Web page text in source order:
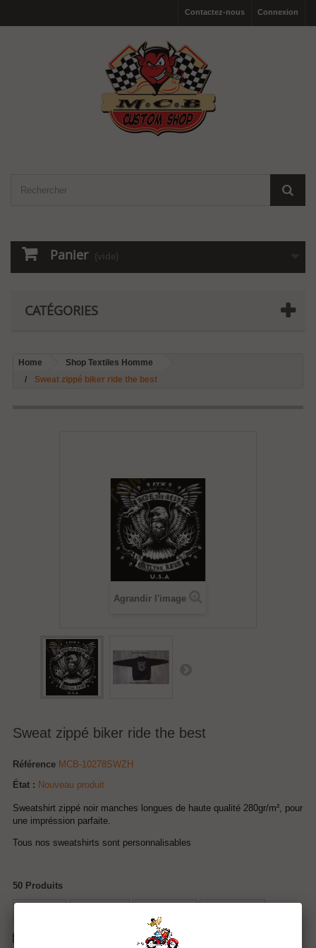
Connexion
Contactez-nous
Panier (vide)
CATÉGORIES
Home
Shop Textiles Homme
Sweat zippé biker ride the best
Agrandir l'image
Sweat zippé biker ride the best
Référence MCB-10278SWZH
État : Nouveau produit
Sweatshirt zippé noir manches longues de haute qualité 280gr/m², pour
une impréssion parfaite.
Tous nos sweatshirts sont personnalisables
50 Produits